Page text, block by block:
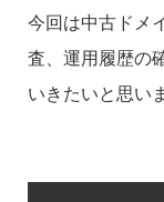
今回は中古ドメ
査、運用履歴の
いきたいと思い